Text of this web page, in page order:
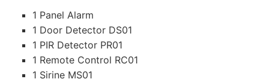
1 Panel Alarm
1 Door Detector DS01
1 PIR Detector PR01
1 Remote Control RC01
1 Sirine MS01